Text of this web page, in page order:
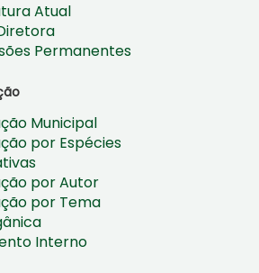
Atual
Permanentes
Municipal
por Espécies
por Autor
por Tema
Interno